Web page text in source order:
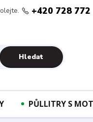
Hledat
+420 728 772
PŮLLITRY S